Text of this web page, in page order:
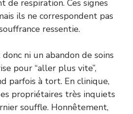
de respiration. Ces signes
ils ne correspondent pas
ressentie.
donc ni un abandon de soins
pour “aller plus vite”,
parfois à tort. En clinique,
propriétaires très inquiets
souffle. Honnêtement,